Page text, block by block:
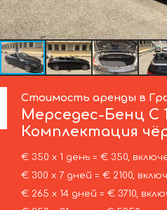
Стоимость аренды в
Мерседес-Бенц C
Комплектация
€ 350 х 1 день = € 350,
€ 300 х 7 дней = € 2100,
€ 265 х 14 дней = € 3710,